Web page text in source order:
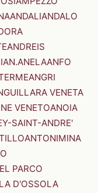
ANDALIANDALO
ANDREIS
ANELAANFO
ANGRI
VENETA
VENETOANOIA
SAINT-ANDRE'
ANTONIMINA
PARCO
D'OSSOLA